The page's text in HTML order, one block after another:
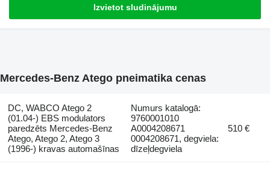
Izvietot sludinājumu
Mercedes-Benz Atego pneimatika cenas
DC, WABCO Atego 2
(01.04-) EBS modulators
paredzēts Mercedes-Benz
Atego, Atego 2, Atego 3
(1996-) kravas automašīnas
Numurs katalogā:
9760001010
A0004208671
0004208671, degviela:
dīzeļdegviela
510 €